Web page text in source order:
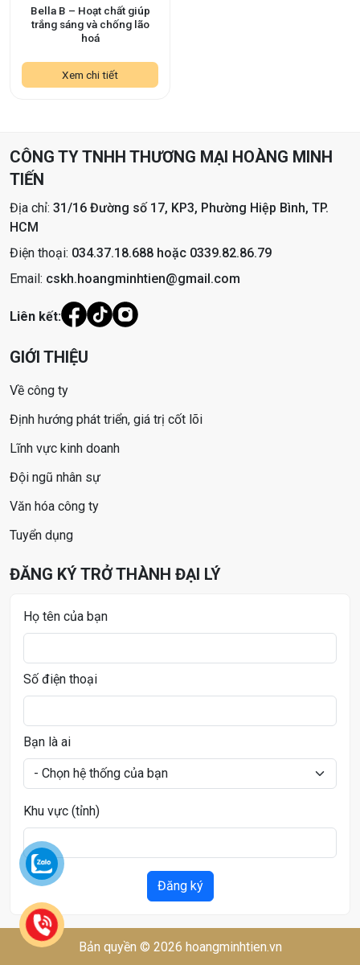
Bella B – Hoạt chất giúp
trắng sáng và chống lão
hoá
Xem chi tiết
CÔNG TY TNHH THƯƠNG MẠI HOÀNG MINH
TIẾN
Địa chỉ: 31/16 Đường số 17, KP3, Phường Hiệp Bình, TP.
HCM
Điện thoại: 034.37.18.688 hoặc 0339.82.86.79
Email: cskh.hoangminhtien@gmail.com
Liên kết:
GIỚI THIỆU
Về công ty
Định hướng phát triển, giá trị cốt lõi
Lĩnh vực kinh doanh
Đội ngũ nhân sự
Văn hóa công ty
Tuyển dụng
ĐĂNG KÝ TRỞ THÀNH ĐẠI LÝ
Họ tên của bạn
Số điện thoại
Bạn là ai
Khu vực (tỉnh)
Đăng ký
Bản quyền © 2026 hoangminhtien.vn